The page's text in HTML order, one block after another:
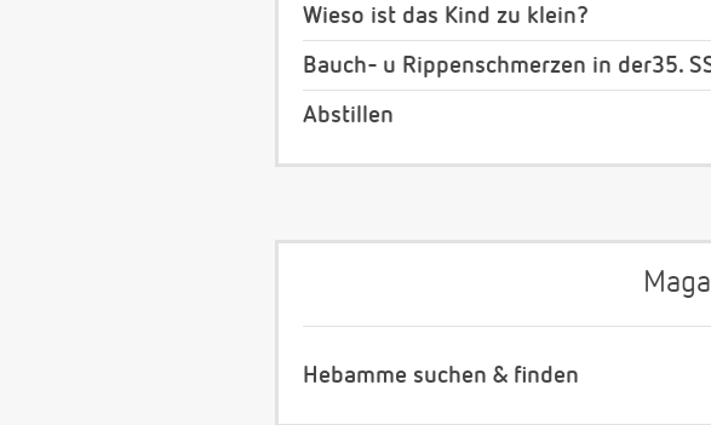
Wieso ist das Kind zu klein?
Bauch- u Rippenschmerzen in der35.
Abstillen
Hebamme suchen & finden